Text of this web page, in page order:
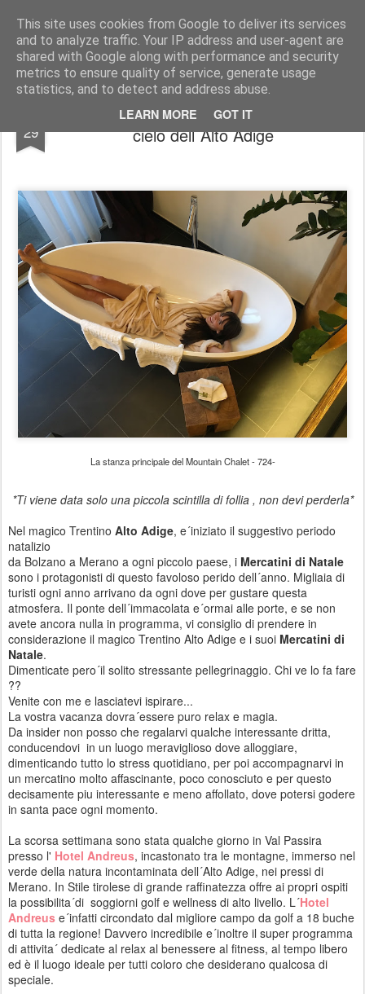
This site uses cookies from Google to deliver its services
and to analyze traffic. Your IP address and user-agent are
shared with Google along with performance and security
metrics to ensure quality of service, generate usage
statistics, and to detect and address abuse.
LEARN MORE GOT IT
Francesca Cappelletti Model - blogger -designer- image consultant FOR COLLABRATION: francesca@cit-consult.com
29
Il mountain chalet 724 a tre metri sopra il
cielo dell´Alto Adige
La stanza principale del Mountain Chalet - 724-
*Ti viene data solo una piccola scintilla di follia , non devi perderla*
Nel magico Trentino Alto Adige, e´iniziato il suggestivo periodo
natalizio
da Bolzano a Merano a ogni piccolo paese, i Mercatini di Natale
sono i protagonisti di questo favoloso perido dell´anno. Migliaia di
turisti ogni anno arrivano da ogni dove per gustare questa
atmosfera. Il ponte dell´immacolata e´ormai alle porte, e se non
avete ancora nulla in programma, vi consiglio di prendere in
considerazione il magico Trentino Alto Adige e i suoi Mercatini di
Natale.
Dimenticate pero´il solito stressante pellegrinaggio. Chi ve lo fa fare
??
Venite con me e lasciatevi ispirare...
La vostra vacanza dovra´essere puro relax e magia.
Da insider non posso che regalarvi qualche interessante dritta,
conducendovi in un luogo meraviglioso dove alloggiare,
dimenticando tutto lo stress quotidiano, per poi accompagnarvi in
un mercatino molto affascinante, poco conosciuto e per questo
decisamente piu interessante e meno affollato, dove potersi godere
in santa pace ogni momento.
La scorsa settimana sono stata qualche giorno in Val Passira
presso l' Hotel Andreus, incastonato tra le montagne, immerso nel
verde della natura incontaminata dell´Alto Adige, nei pressi di
Merano. In Stile tirolese di grande raffinatezza offre ai propri ospiti
la possibilita´di soggiorni golf e wellness di alto livello. L´Hotel
Andreus e´infatti circondato dal migliore campo da golf a 18 buche
di tutta la regione! Davvero incredibile e´inoltre il super programma
di attivita´ dedicate al relax al benessere al fitness, al tempo libero
ed è il luogo ideale per tutti coloro che desiderano qualcosa di
speciale.